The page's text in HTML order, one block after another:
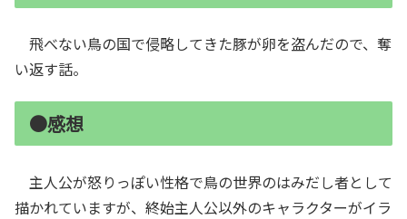
飛べない鳥の国で侵略してきた豚が卵を盗んだので、奪
い返す話。
●感想
主人公が怒りっぽい性格で鳥の世界のはみだし者として
描かれていますが、終始主人公以外のキャラクターがイラ